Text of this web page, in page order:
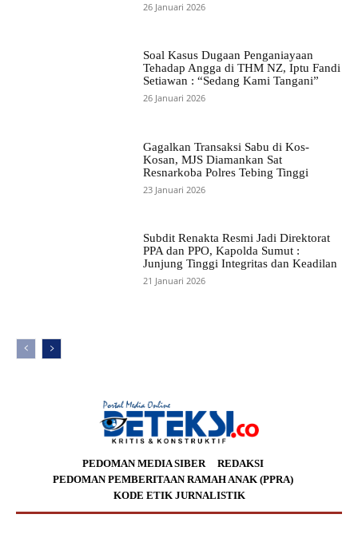
26 Januari 2026
Soal Kasus Dugaan Penganiayaan
Tehadap Angga di THM NZ, Iptu Fandi
Setiawan : “Sedang Kami Tangani”
26 Januari 2026
Gagalkan Transaksi Sabu di Kos-
Kosan, MJS Diamankan Sat
Resnarkoba Polres Tebing Tinggi
23 Januari 2026
Subdit Renakta Resmi Jadi Direktorat
PPA dan PPO, Kapolda Sumut :
Junjung Tinggi Integritas dan Keadilan
21 Januari 2026
PEDOMAN MEDIA SIBER
REDAKSI
PEDOMAN PEMBERITAAN RAMAH ANAK (PPRA)
KODE ETIK JURNALISTIK